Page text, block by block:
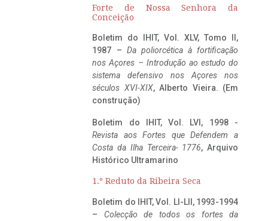
Forte de Nossa Senhora da
Conceição
Boletim do IHIT, Vol. XLV, Tomo II,
1987 – Da poliorcética à fortificação
nos Açores – Introdução ao estudo do
sistema defensivo nos Açores nos
séculos XVI-XIX, Alberto Vieira. (Em
construção)
Boletim do IHIT, Vol. LVI, 1998 -
Revista aos Fortes que Defendem a
Costa da Ilha Terceira- 1776, Arquivo
Histórico Ultramarino
1.º Reduto da Ribeira Seca
Boletim do IHIT, Vol. LI-LII, 1993-1994
– Colecção de todos os fortes da